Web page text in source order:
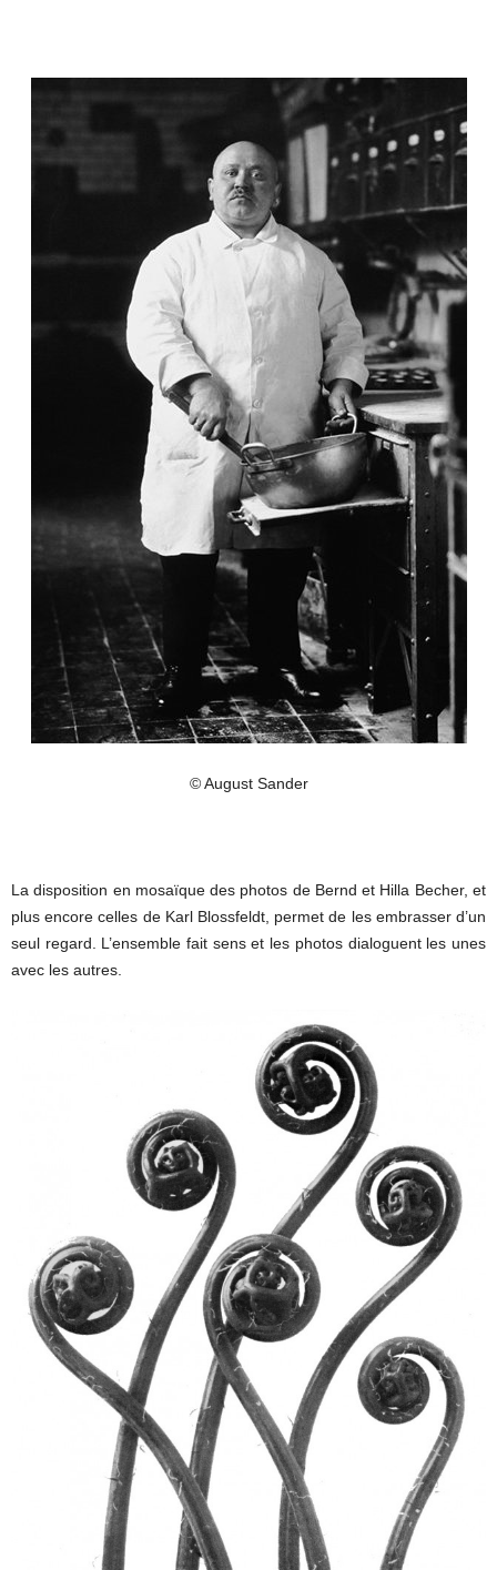
© August Sander
La disposition en mosaïque des photos de Bernd et Hilla Becher, et
plus encore celles de Karl Blossfeldt, permet de les embrasser d’un
seul regard. L’ensemble fait sens et les photos dialoguent les unes
avec les autres.